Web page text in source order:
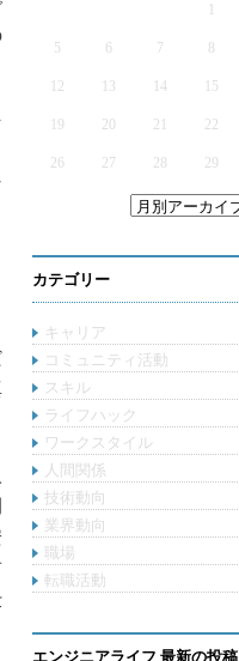
5 6 7
12 13 14 15
19 20 21 22
26 27 28 29
カテゴリー
キャリア
コミュニティ活動
スキル
ライフハック
ワークスタイル
人間関係
技術動向
業界動向
職場
転職活動
エンジニアライフ 最新の投稿